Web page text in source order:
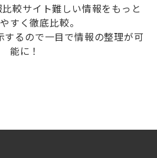
較サイト難しい情報をもっと
すく徹底比較。
するので一目で情報の整理が可
能に！